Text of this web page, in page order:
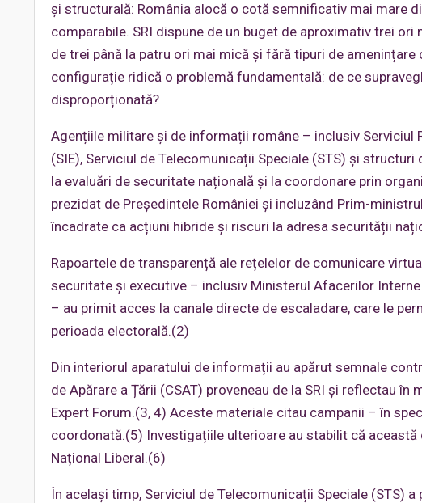
și structurală: România alocă o cotă semnificativ mai mare
comparabile. SRI dispune de un buget de aproximativ trei
de trei până la patru ori mai mică și fără tipuri de
configurație ridică o problemă fundamentală: de ce
disproporționată?
Agențiile militare și de informații române – inclusiv Serviciul
(SIE), Serviciul de Telecomunicații Speciale (STS) și
la evaluări de securitate națională și la coordonare prin
prezidat de Președintele României și incluzând Prim-
încadrate ca acțiuni hibride și riscuri la adresa securității
Rapoartele de transparență ale rețelelor de comunicare
securitate și executive – inclusiv Ministerul Afacerilor
– au primit acces la canale directe de escaladare, care le
perioada electorală.(2)
Din interiorul aparatului de informații au apărut semnale
de Apărare a Țării (CSAT) proveneau de la SRI și reflectau
Expert Forum.(3, 4) Aceste materiale citau campanii – în
coordonată.(5) Investigațiile ulterioare au stabilit că
Național Liberal.(6)
În același timp, Serviciul de Telecomunicații Speciale (STS)